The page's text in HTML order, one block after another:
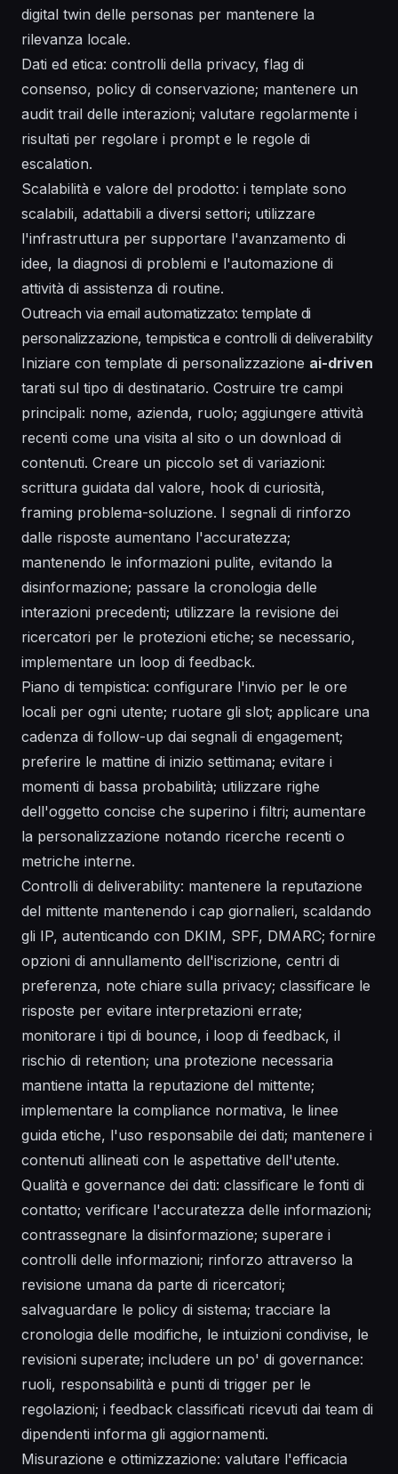
digital twin delle personas per mantenere la
rilevanza locale.
Dati ed etica: controlli della privacy, flag di
consenso, policy di conservazione; mantenere un
audit trail delle interazioni; valutare regolarmente i
risultati per regolare i prompt e le regole di
escalation.
Scalabilità e valore del prodotto: i template sono
scalabili, adattabili a diversi settori; utilizzare
l'infrastruttura per supportare l'avanzamento di
idee, la diagnosi di problemi e l'automazione di
attività di assistenza di routine.
Outreach via email automatizzato: template di
personalizzazione, tempistica e controlli di deliverability
Iniziare con template di personalizzazione ai-driven
tarati sul tipo di destinatario. Costruire tre campi
principali: nome, azienda, ruolo; aggiungere attività
recenti come una visita al sito o un download di
contenuti. Creare un piccolo set di variazioni:
scrittura guidata dal valore, hook di curiosità,
framing problema-soluzione. I segnali di rinforzo
dalle risposte aumentano l'accuratezza;
mantenendo le informazioni pulite, evitando la
disinformazione; passare la cronologia delle
interazioni precedenti; utilizzare la revisione dei
ricercatori per le protezioni etiche; se necessario,
implementare un loop di feedback.
Piano di tempistica: configurare l'invio per le ore
locali per ogni utente; ruotare gli slot; applicare una
cadenza di follow-up dai segnali di engagement;
preferire le mattine di inizio settimana; evitare i
momenti di bassa probabilità; utilizzare righe
dell'oggetto concise che superino i filtri; aumentare
la personalizzazione notando ricerche recenti o
metriche interne.
Controlli di deliverability: mantenere la reputazione
del mittente mantenendo i cap giornalieri, scaldando
gli IP, autenticando con DKIM, SPF, DMARC; fornire
opzioni di annullamento dell'iscrizione, centri di
preferenza, note chiare sulla privacy; classificare le
risposte per evitare interpretazioni errate;
monitorare i tipi di bounce, i loop di feedback, il
rischio di retention; una protezione necessaria
mantiene intatta la reputazione del mittente;
implementare la compliance normativa, le linee
guida etiche, l'uso responsabile dei dati; mantenere i
contenuti allineati con le aspettative dell'utente.
Qualità e governance dei dati: classificare le fonti di
contatto; verificare l'accuratezza delle informazioni;
contrassegnare la disinformazione; superare i
controlli delle informazioni; rinforzo attraverso la
revisione umana da parte di ricercatori;
salvaguardare le policy di sistema; tracciare la
cronologia delle modifiche, le intuizioni condivise, le
revisioni superate; includere un po' di governance:
ruoli, responsabilità e punti di trigger per le
regolazioni; i feedback classificati ricevuti dai team di
dipendenti informa gli aggiornamenti.
Misurazione e ottimizzazione: valutare l'efficacia